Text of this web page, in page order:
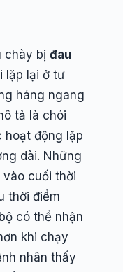
chày bị đau
lặp lại ở tư
háng ngang
tả là chói
hoạt động lặp
dài. Những
cuối thời
thời điểm
có thể nhận
khi chạy
nhân thấy